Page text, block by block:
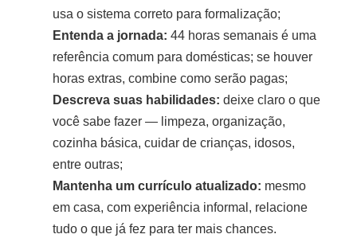
usa o sistema correto para formalização;
Entenda a jornada: 44 horas semanais é uma
referência comum para domésticas; se houver
horas extras, combine como serão pagas;
Descreva suas habilidades: deixe claro o que
você sabe fazer — limpeza, organização,
cozinha básica, cuidar de crianças, idosos,
entre outras;
Mantenha um currículo atualizado: mesmo
em casa, com experiência informal, relacione
tudo o que já fez para ter mais chances.